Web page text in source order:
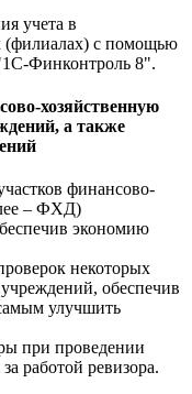
учета в
(филиалах) с помощью
Финконтроль 8".
хозяйственную
а также
финансово-
– ФХД)
экономию
некоторых
обеспечив
улучшить
при проведении
работой ревизора.